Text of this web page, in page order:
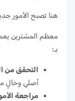
هنا تصبح الأمور
معظم المشترين
بـ:
التحقق من
أصلي وخالٍ
مراجعة